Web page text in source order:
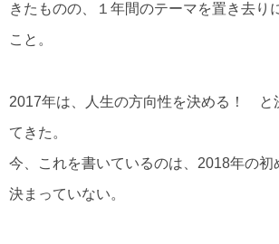
きたものの、１年間のテーマを置き去り
こと。
2017年は、人生の方向性を決める！ と
てきた。
今、これを書いているのは、2018年の初
決まっていない。